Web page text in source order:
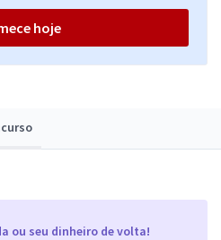
ou seu dinheiro de volta!
hoje